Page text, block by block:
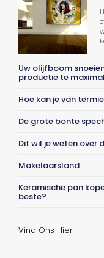
Uw olijfboom
productie te
Hoe kan je van
De grote bonte
Dit wil je weten over
Makelaarsland
Keramische pan
beste?
Vind Ons Hier